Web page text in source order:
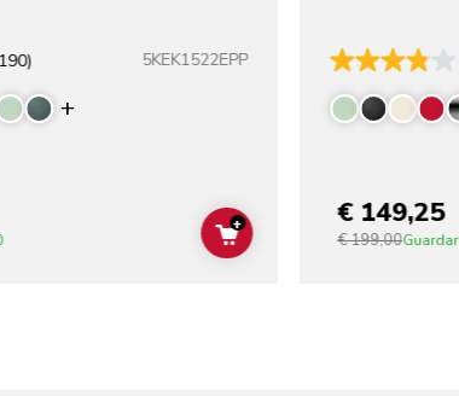
5KEK1522EPP
Display more colors
ADD TO CART
+ € 149,25
€ 199,00Guardar